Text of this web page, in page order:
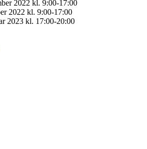
2022 kl. 9:00-17:00
2022 kl. 9:00-17:00
2023 kl. 17:00-20:00